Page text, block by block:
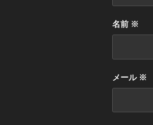
名前 ※
メール ※